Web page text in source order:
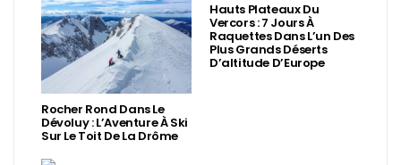
Rocher Rond Dans Le
Dévoluy : L’Aventure À Ski
Sur Le Toit De La Drôme
Hauts Plateaux Du
Vercors : 7 Jours À
Raquettes Dans L’un Des
Plus Grands Déserts
D’altitude D’Europe